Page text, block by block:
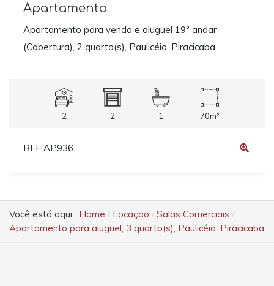
Apartamento
Apartamento para venda e aluguel 19° andar
(Cobertura), 2 quarto(s), Paulicéia, Piracicaba
2 2 1 70m²
REF AP936
Você está aqui: Home Locação
Salas Comerciais
Apartamento para aluguel, 3 quarto(s), Paulicéia, Piracicaba